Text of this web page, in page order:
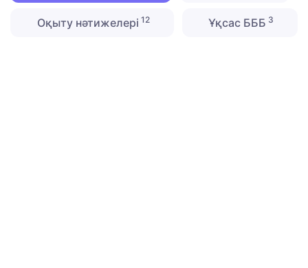
Оқыту нәтижелері 12 Ұқсас БББ 3